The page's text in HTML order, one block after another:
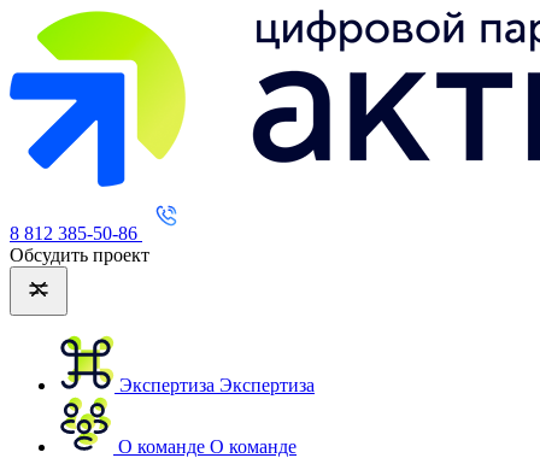
8 812 385-50-86
Обсудить проект
Экспертиза Экспертиза
О команде О команде